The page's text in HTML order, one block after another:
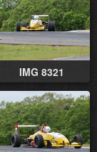
IMG 8321